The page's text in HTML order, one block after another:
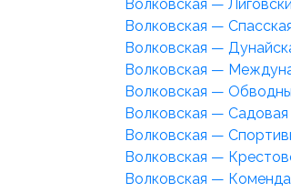
Волковская —
Волковская —
Волковская —
Волковская —
Волковская —
Волковская — Садовая
Волковская —
Волковская —
Волковская —